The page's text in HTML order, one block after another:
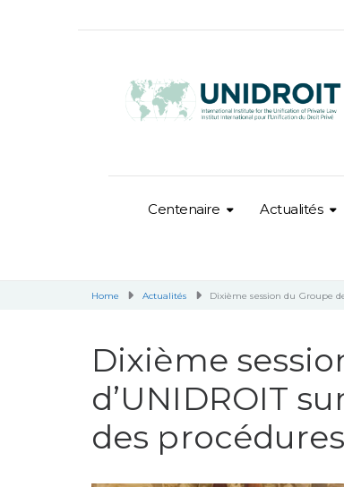
Centenaire Actualités
Home Actualités Dixième session du Groupe
Dixième
d’UNIDROIT
des